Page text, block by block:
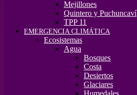
Mejillones
Quintero y Puchuncaví
TPP 11
EMERGENCIA CLIMÁTICA
Ecosistemas
Agua
Bosques
Costa
Desiertos
Glaciares
Humedales